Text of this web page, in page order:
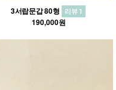
3서랍문갑 80형 리뷰 1
190,000원